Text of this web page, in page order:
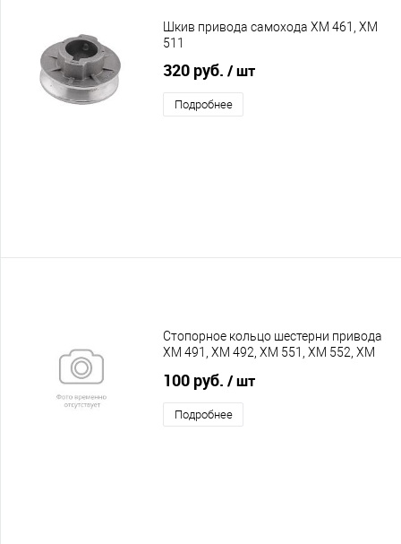
Шкив привода самохода XM 461, XM
511
320 руб. / шт
Подробнее
Стопорное кольцо шестерни привода
XM 491, XM 492, XM 551, XM 552, XM
100 руб. / шт
Подробнее